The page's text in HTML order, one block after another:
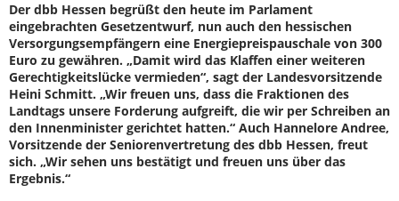
Der dbb Hessen begrüßt den heute im Parlament
eingebrachten Gesetzentwurf, nun auch den hessischen
Versorgungsempfängern eine Energiepreispauschale von 300
Euro zu gewähren. „Damit wird das Klaffen einer weiteren
Gerechtigkeitslücke vermieden“, sagt der Landesvorsitzende
Heini Schmitt. „Wir freuen uns, dass die Fraktionen des
Landtags unsere Forderung aufgreift, die wir per Schreiben an
den Innenminister gerichtet hatten.“ Auch Hannelore Andree,
Vorsitzende der Seniorenvertretung des dbb Hessen, freut
sich. „Wir sehen uns bestätigt und freuen uns über das
Ergebnis.“